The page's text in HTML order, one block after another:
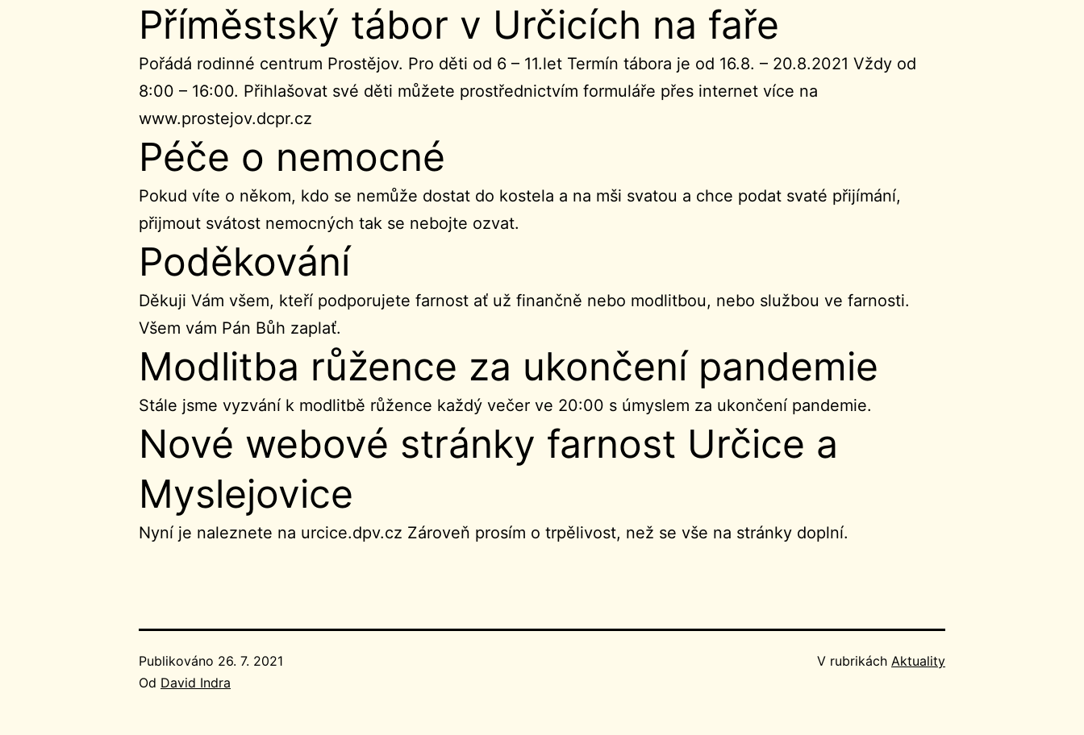
Příměstský tábor v Určicích na faře
Pořádá rodinné centrum Prostějov. Pro děti od 6 – 11.let Termín tábora je od 16.8. – 20.8.2021 Vždy od
8:00 – 16:00. Přihlašovat své děti můžete prostřednictvím formuláře přes internet více na
www.prostejov.dcpr.cz
Péče o nemocné
Pokud víte o někom, kdo se nemůže dostat do kostela a na mši svatou a chce podat svaté přijímání,
přijmout svátost nemocných tak se nebojte ozvat.
Poděkování
Děkuji Vám všem, kteří podporujete farnost ať už finančně nebo modlitbou, nebo službou ve farnosti.
Všem vám Pán Bůh zaplať.
Modlitba růžence za ukončení pandemie
Stále jsme vyzvání k modlitbě růžence každý večer ve 20:00 s úmyslem za ukončení pandemie.
Nové webové stránky farnost Určice a
Myslejovice
Nyní je naleznete na urcice.dpv.cz Zároveň prosím o trpělivost, než se vše na stránky doplní.
Publikováno 26. 7. 2021
Od David Indra
V rubrikách Aktuality